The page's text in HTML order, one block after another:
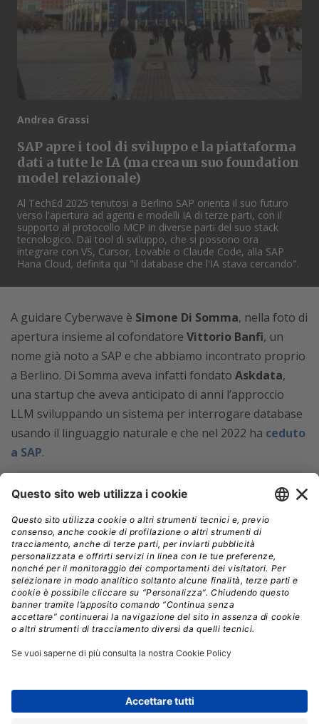
Andrea Grassi
SAP apre i tool di sviluppo e la piattaforma
dati a tutte le IA (ma crea un suo foundation
model relazionale)
Al TechEd 2025 tenutosi a Berlino SAP orienta il suo futuro
verso l'apertura ad agenti e modelli IA di terze parti, con il
supporto al protocollo MCP in diverse parti del suo stack
tecnologico. Dai tool di sviluppo, che si possono ora
integrare con VS, Cursor, Lovable o Claude Code, alla SAP
Hana Cloud, definita qui "il database che l'IA stava cercando".
A guidare Cyberwave è Simone Di Somma, nella foto di
apertura insieme al cofondatore Vittorio Banfi, un
nome già noto a SAP e che abbiamo incontrato proprio
a Berlino. Di Somma aveva infatti fondato Askdata,
una startup che aveva anticipato di anni l’approccio
LLM sviluppando un sistema per interrogare database
usando il linguaggio naturale e che nel 2022 ha ceduto
a SAP.
L’esperienza in SAP si è rivelata formativa: il team di Di
Somma è raddoppiato e ha registrato una retention
totale, segno di una squadra coesa attorno a una
missione condivisa. Ora, con Cyberwave, Di Somma
punta a replicare il modello in un territorio ancora più
ambizioso: la physical AI.
Il problema dell’integrazione robotica
robot, probabilmente deve interagire con